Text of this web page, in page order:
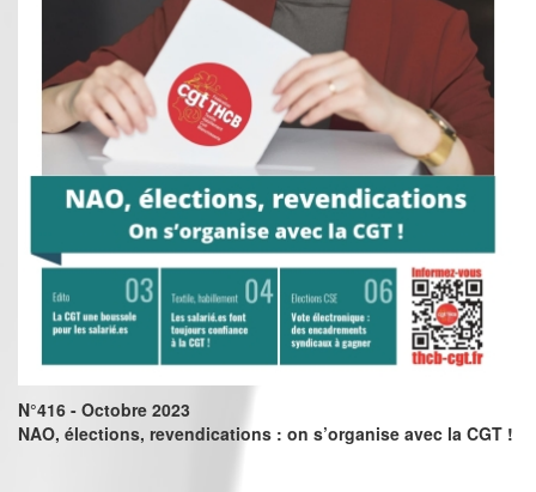
N°416 - Octobre 2023
NAO, élections, revendications : on s’organise avec la CGT !